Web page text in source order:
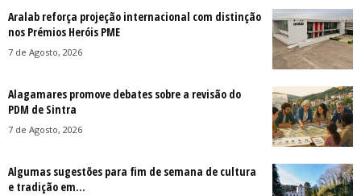
Aralab reforça projeção internacional com distinção
nos Prémios Heróis PME
7 de Agosto, 2026
Alagamares promove debates sobre a revisão do
PDM de Sintra
7 de Agosto, 2026
Algumas sugestões para fim de semana de cultura
e tradição em...